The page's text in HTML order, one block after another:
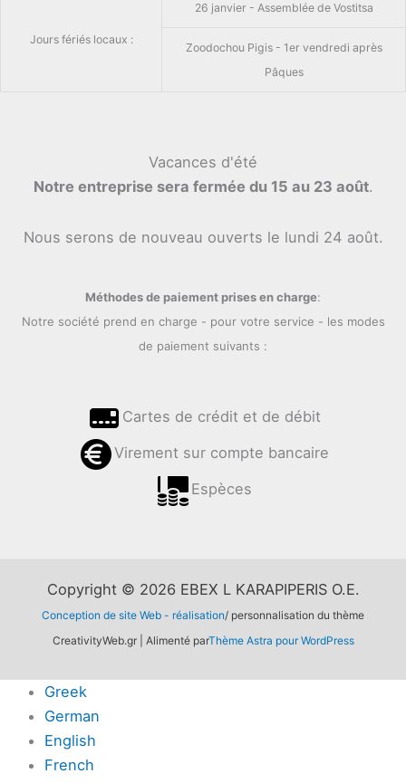
Jours fériés locaux :
26 janvier - Assemblée de Vostitsa
Zoodochou Pigis - 1er vendredi après
Pâques
Vacances d'été
Notre entreprise sera fermée du 15 au 23 août.
Nous serons de nouveau ouverts le lundi 24 août.
Méthodes de paiement prises en charge:
Notre société prend en charge - pour votre service - les modes
de paiement suivants :
Cartes de crédit et de débit
Virement sur compte bancaire
Espèces
Copyright © 2026 EBEX L KARAPIPERIS O.E.
Conception de site Web - réalisation/ personnalisation du thème
CreativityWeb.gr | Alimenté parThème Astra pour WordPress
Greek
German
English
French